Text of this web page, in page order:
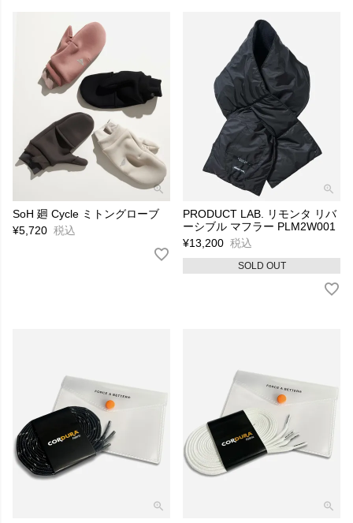
SoH 廻 Cycle ミトングローブ
¥5,720 税込
PRODUCT LAB. リモンタ リバ
ーシブル マフラー PLM2W001
¥13,200 税込
SOLD OUT